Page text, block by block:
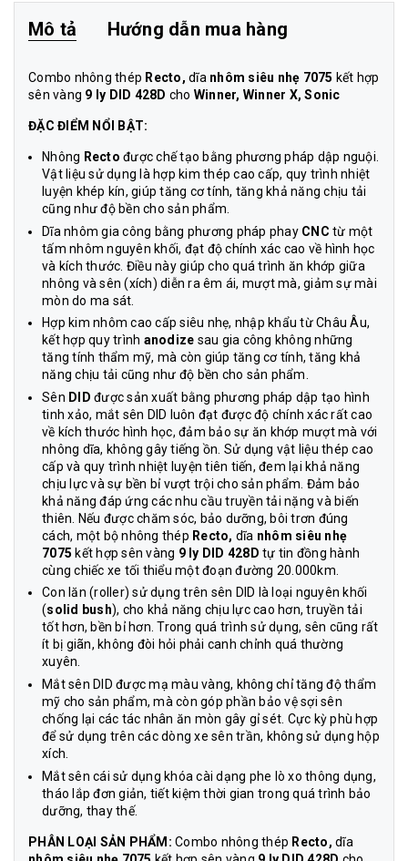
Mô tả Hướng dẫn mua hàng
Combo nhông thép Recto, dĩa nhôm siêu nhẹ 7075 kết hợp
sên vàng 9 ly DID 428D cho Winner, Winner X, Sonic
ĐẶC ĐIỂM NỔI BẬT:
Nhông Recto được chế tạo bằng phương pháp dập nguội.
Vật liệu sử dụng là hợp kim thép cao cấp, quy trình nhiệt
luyện khép kín, giúp tăng cơ tính, tăng khả năng chịu tải
cũng như độ bền cho sản phẩm.
Dĩa nhôm gia công bằng phương pháp phay CNC từ một
tấm nhôm nguyên khối, đạt độ chính xác cao về hình học
và kích thước. Điều này giúp cho quá trình ăn khớp giữa
nhông và sên (xích) diễn ra êm ái, mượt mà, giảm sự mài
mòn do ma sát.
Hợp kim nhôm cao cấp siêu nhẹ, nhập khẩu từ Châu Âu,
kết hợp quy trình anodize sau gia công không những
tăng tính thẩm mỹ, mà còn giúp tăng cơ tính, tăng khả
năng chịu tải cũng như độ bền cho sản phẩm.
Sên DID được sản xuất bằng phương pháp dập tạo hình
tinh xảo, mắt sên DID luôn đạt được độ chính xác rất cao
về kích thước hình học, đảm bảo sự ăn khớp mượt mà với
nhông dĩa, không gây tiếng ồn. Sử dụng vật liệu thép cao
cấp và quy trình nhiệt luyện tiên tiến, đem lại khả năng
chịu lực và sự bền bỉ vượt trội cho sản phẩm. Đảm bảo
khả năng đáp ứng các nhu cầu truyền tải nặng và biến
thiên. Nếu được chăm sóc, bảo dưỡng, bôi trơn đúng
cách, một bộ nhông thép Recto, dĩa nhôm siêu nhẹ
7075 kết hợp sên vàng 9 ly DID 428D tự tin đồng hành
cùng chiếc xe tối thiểu một đoạn đường 20.000km.
Con lăn (roller) sử dụng trên sên DID là loại nguyên khối
(solid bush), cho khả năng chịu lực cao hơn, truyền tải
tốt hơn, bền bỉ hơn. Trong quá trình sử dụng, sên cũng rất
ít bị giãn, không đòi hỏi phải canh chỉnh quá thường
xuyên.
Mắt sên DID được mạ màu vàng, không chỉ tăng độ thẩm
mỹ cho sản phẩm, mà còn góp phần bảo vệ sợi sên
chống lại các tác nhân ăn mòn gây gỉ sét. Cực kỳ phù hợp
để sử dụng trên các dòng xe sên trần, không sử dụng hộp
xích.
Mắt sên cái sử dụng khóa cài dạng phe lò xo thông dụng,
tháo lắp đơn giản, tiết kiệm thời gian trong quá trình bảo
dưỡng, thay thế.
PHÂN LOẠI SẢN PHẨM: Combo nhông thép Recto, dĩa